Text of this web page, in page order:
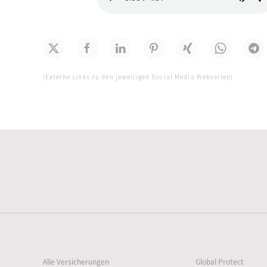
(Externe Links zu den jeweiligen Social Media Webseiten)
Alle Versicherungen Global Protect